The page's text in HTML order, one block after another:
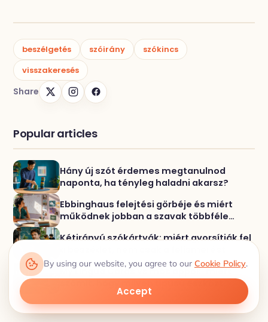
beszélgetés szóirány
szókincs
visszakeresés
Share
Popular articles
Hány új szót érdemes megtanulnod
naponta, ha tényleg haladni akarsz?
Ebbinghaus felejtési görbéje és miért
működnek jobban a szavak többféle
Kétirányú szókártyák: miért gyorsítják fel
My Lingua Cards vs más appok: miért
választasz szókincsre
By using our website, you agree to our Cookie Policy.
Accept